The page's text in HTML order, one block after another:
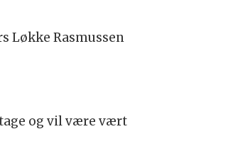
Løkke Rasmussen
og vil være vært